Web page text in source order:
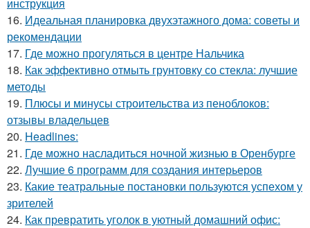
инструкция
16. Идеальная планировка двухэтажного дома: советы и
рекомендации
17. Где можно прогуляться в центре Нальчика
18. Как эффективно отмыть грунтовку со стекла: лучшие
методы
19. Плюсы и минусы строительства из пеноблоков:
отзывы владельцев
20. Headlines:
21. Где можно насладиться ночной жизнью в Оренбурге
22. Лучшие 6 программ для создания интерьеров
23. Какие театральные постановки пользуются успехом у
зрителей
24. Как превратить уголок в уютный домашний офис: